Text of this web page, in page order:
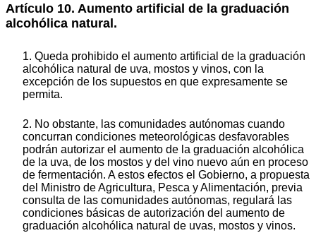
Artículo 10. Aumento artificial de la graduación
alcohólica natural.
1. Queda prohibido el aumento artificial de la graduación
alcohólica natural de uva, mostos y vinos, con la
excepción de los supuestos en que expresamente se
permita.
2. No obstante, las comunidades autónomas cuando
concurran condiciones meteorológicas desfavorables
podrán autorizar el aumento de la graduación alcohólica
de la uva, de los mostos y del vino nuevo aún en proceso
de fermentación. A estos efectos el Gobierno, a propuesta
del Ministro de Agricultura, Pesca y Alimentación, previa
consulta de las comunidades autónomas, regulará las
condiciones básicas de autorización del aumento de
graduación alcohólica natural de uvas, mostos y vinos.